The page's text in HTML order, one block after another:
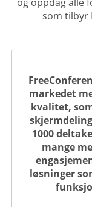
som tilbyr
markedet
kvalitet,
1000
mange
løsninger